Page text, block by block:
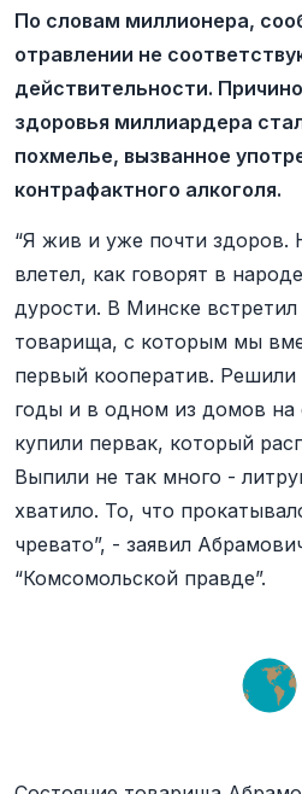
По словам миллионера,
отравлении не
действительности.
здоровья миллиардера
похмелье, вызванное
контрафактного алкоголя.
“Я жив и уже почти здоров.
влетел, как говорят в
дурости. В Минске встретил
товарища, с которым мы
первый кооператив.
годы и в одном из домов на
купили первак, который
Выпили не так много -
хватило. То, что
чревато”, - заявил
“Комсомольской правде”.